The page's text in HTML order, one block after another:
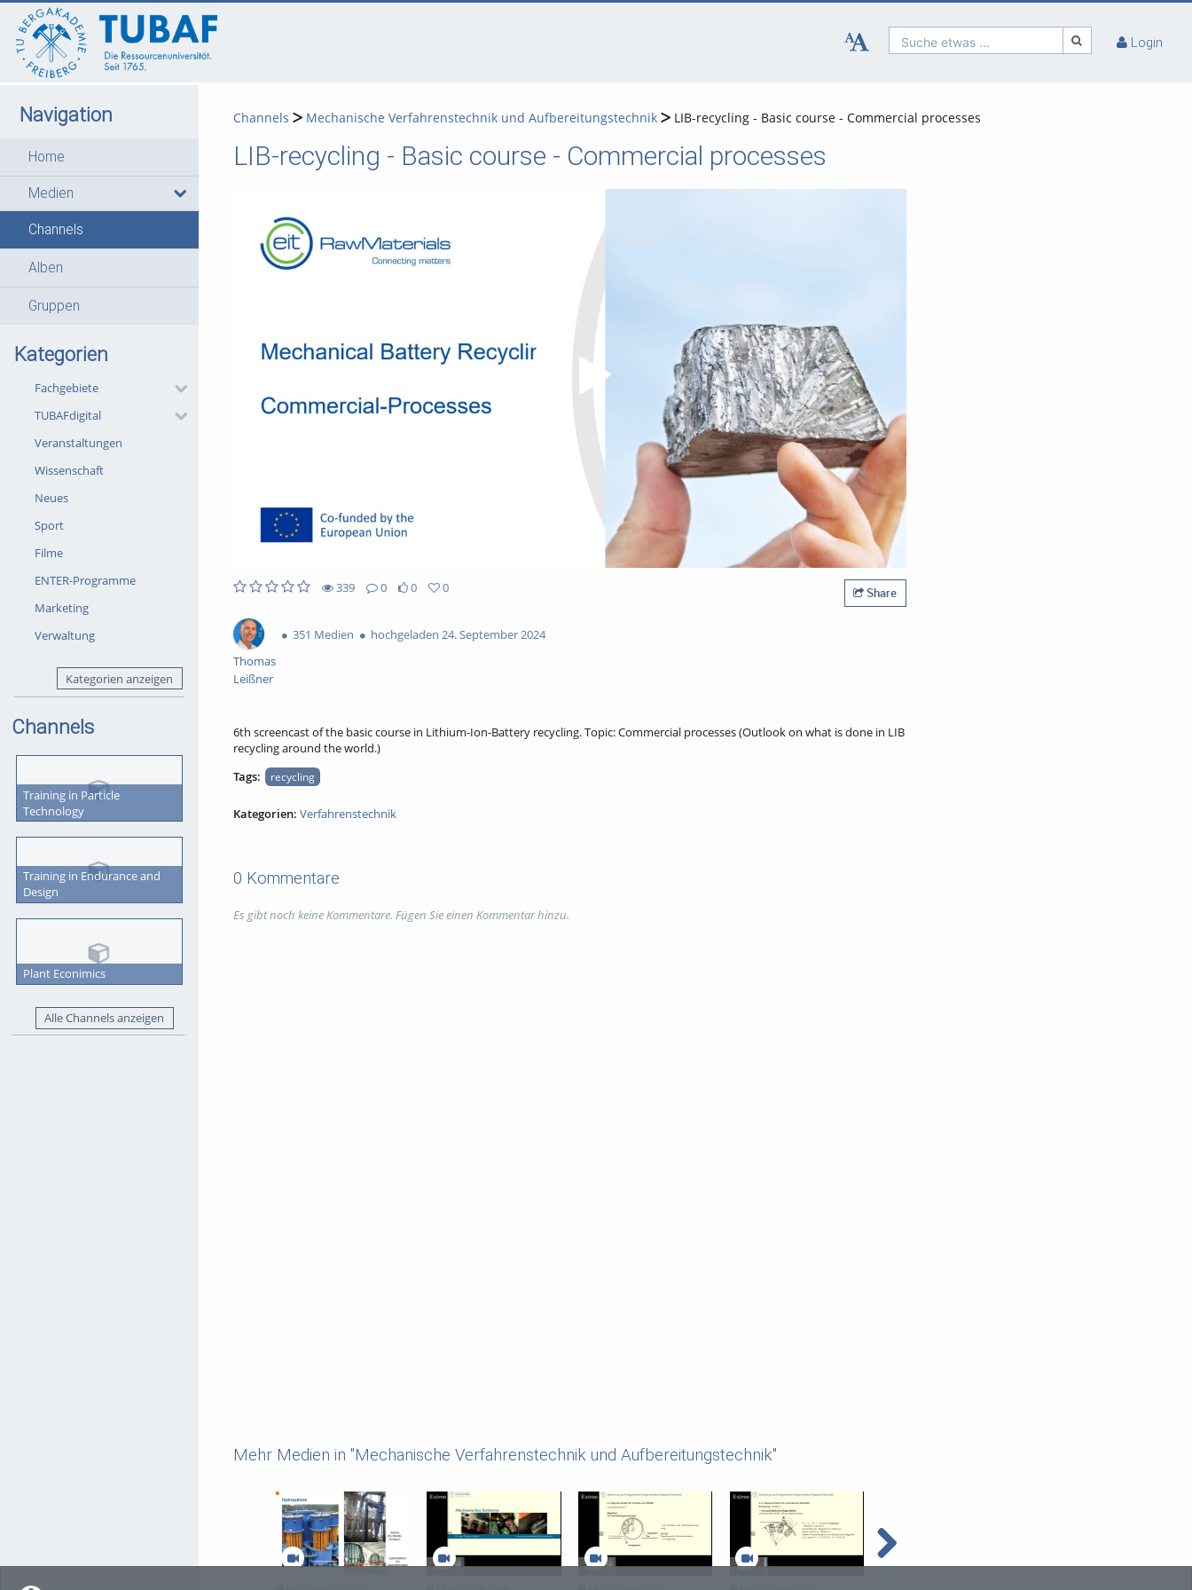
Suche etwas ... Login
Navigation
Home
Medien
Channels
Alben
Gruppen
Kategorien
Fachgebiete
TUBAFdigital
Veranstaltungen
Wissenschaft
Neues
Sport
Filme
ENTER-Programme
Marketing
Verwaltung
Kategorien anzeigen
Channels
Training in Particle
Technology
Training in Endurance and
Design
Plant Econimics
Alle Channels anzeigen
Channels Mechanische Verfahrenstechnik und Aufbereitungstechnik LIB-recycling - Basic course - Commercial processes
LIB-recycling - Basic course - Commercial processes
Video abspielen
339
0
0
0
Share
Thomas
Leißner
351 Medien hochgeladen 24. September 2024
6th screencast of the basic course in Lithium-Ion-Battery recycling. Topic: Commercial processes (Outlook on what is done in LIB
recycling around the world.)
Tags:
recycling
Kategorien: Verfahrenstechnik
0 Kommentare
Es gibt noch keine Kommentare. Fügen Sie einen Kommentar hinzu.
Mehr Medien in "Mechanische Verfahrenstechnik und Aufbereitungstechnik"